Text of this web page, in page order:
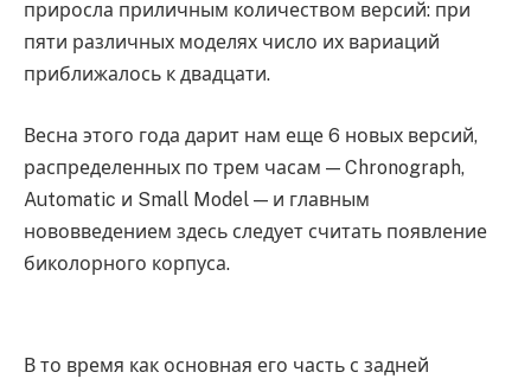
приросла приличным количеством версий: при
пяти различных моделях число их вариаций
приближалось к двадцати.
Весна этого года дарит нам еще 6 новых версий,
распределенных по трем часам — Chronograph,
Automatic и Small Model — и главным
нововведением здесь следует считать появление
биколорного корпуса.
В то время как основная его часть с задней